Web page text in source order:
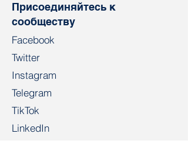
Присоединяйтесь к
сообществу
Facebook
Twitter
Instagram
Telegram
TikTok
LinkedIn